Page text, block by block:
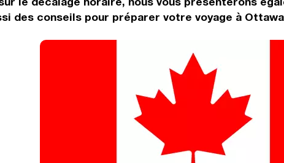
des conseils pour préparer votre voyage à